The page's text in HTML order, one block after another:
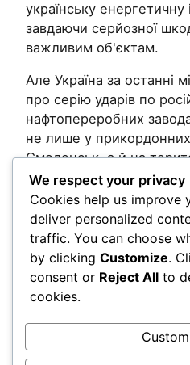
українську енергетичну
завдаючи серйозної
важливим об'єктам.
Але Україна за останні
про серію ударів по
нафтопереробних
не лише у прикордонних
Смоленськ, а й на
кілометрів від кордону.
Post Views:
168
Comments
LEAVE A REPLY
You must belogged into
We respect your privacy
Cookies help us improve
deliver personalized
traffic. You can choose
by clicking Customize.
consent or Reject All to
cookies.